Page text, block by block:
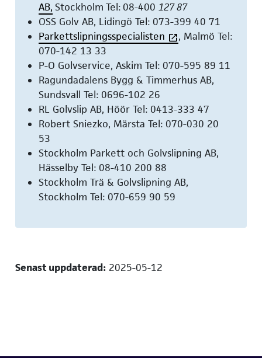
AB, Stockholm Tel: 08-400127 87
OSS Golv AB, Lidingö Tel: 073-399 40 71
Parkettslipningsspecialisten
, Malmö Tel:
070-142 13 33
P-O Golvservice, Askim Tel: 070-595 89 11
Ragundadalens Bygg & Timmerhus AB,
Sundsvall Tel: 0696-102 26
RL Golvslip AB, Höör Tel: 0413-333 47
Robert Sniezko, Märsta Tel: 070-030 20
53
Stockholm Parkett och Golvslipning AB,
Hässelby Tel: 08-410 200 88
Stockholm Trä & Golvslipning AB,
Stockholm Tel: 070-659 90 59
Senast uppdaterad: 2025-05-12